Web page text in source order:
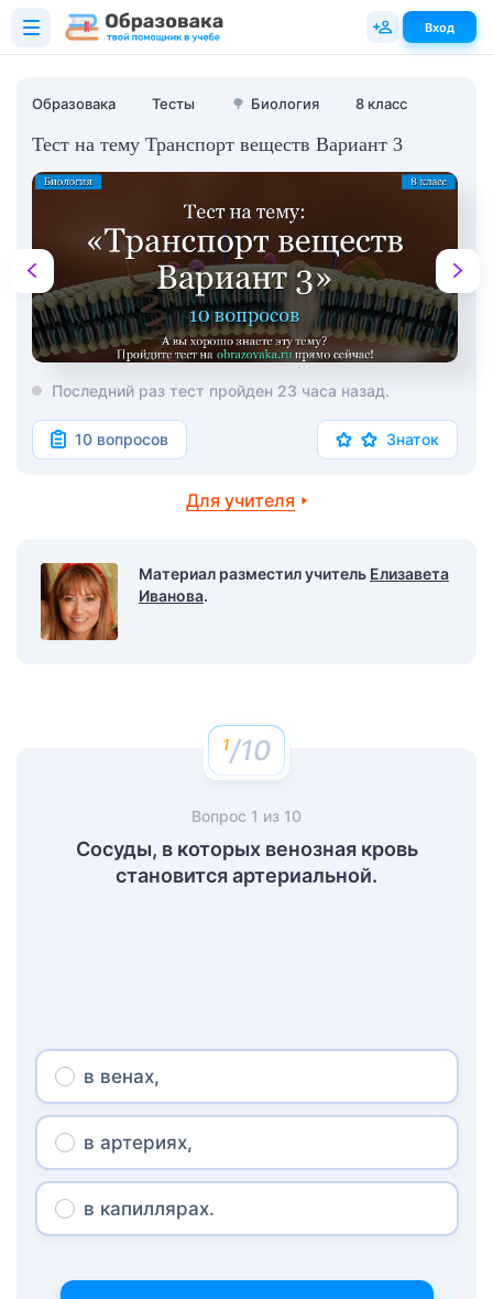
Образовака Тесты 🌳 Биология 8 класс
Тест на тему Транспорт веществ Вариант 3
Последний раз тест пройден 23 часа назад.
10 вопросов Знаток
Для учителя
Материал разместил учитель Елизавета
Иванова.
/10
Вопрос 1 из 10
Сосуды, в которых венозная кровь
становится артериальной.
в венах,
в артериях,
в капиллярах.
Вход